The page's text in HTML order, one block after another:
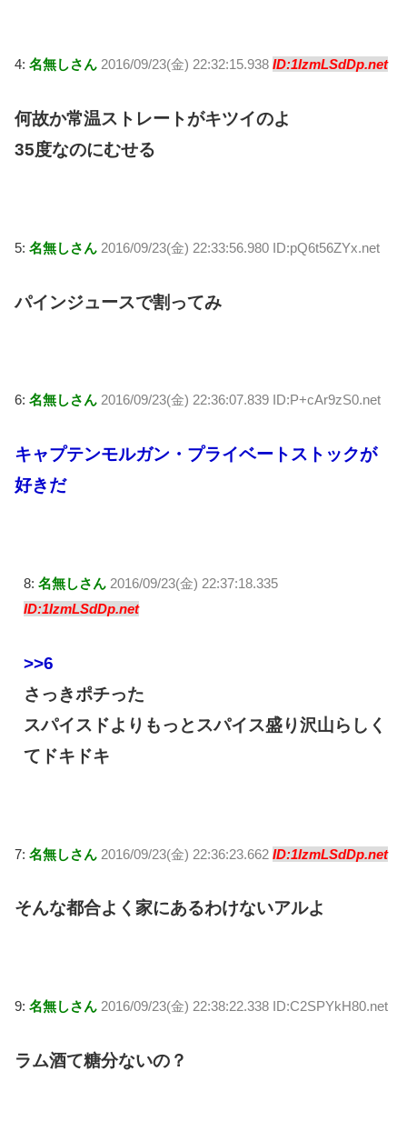
4: 名無しさん 2016/09/23(金) 22:32:15.938 ID:1IzmLSdDp.net
何故か常温ストレートがキツイのよ
35度なのにむせる
5: 名無しさん 2016/09/23(金) 22:33:56.980 ID:pQ6t56ZYx.net
パインジュースで割ってみ
6: 名無しさん 2016/09/23(金) 22:36:07.839 ID:P+cAr9zS0.net
キャプテンモルガン・プライベートストックが
好きだ
8: 名無しさん 2016/09/23(金) 22:37:18.335
ID:1IzmLSdDp.net
>>6
さっきポチった
スパイスドよりもっとスパイス盛り沢山らしく
てドキドキ
7: 名無しさん 2016/09/23(金) 22:36:23.662 ID:1IzmLSdDp.net
そんな都合よく家にあるわけないアルよ
9: 名無しさん 2016/09/23(金) 22:38:22.338 ID:C2SPYkH80.net
ラム酒て糖分ないの？